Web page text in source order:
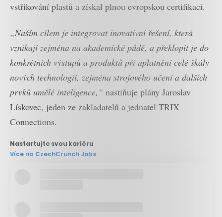
vstřikování plastů a získal plnou evropskou certifikaci.
„Naším cílem je integrovat inovativní řešení, která
vznikají zejména na akademické půdě, a překlopit je do
konkrétních výstupů a produktů při uplatnění celé škály
nových technologií, zejména strojového učení a dalších
prvků umělé inteligence,“ nastiňuje plány Jaroslav
Lískovec, jeden ze zakladatelů a jednatel TRIX
Connections.
Nastartujte svou kariéru
Více na CzechCrunch Jobs